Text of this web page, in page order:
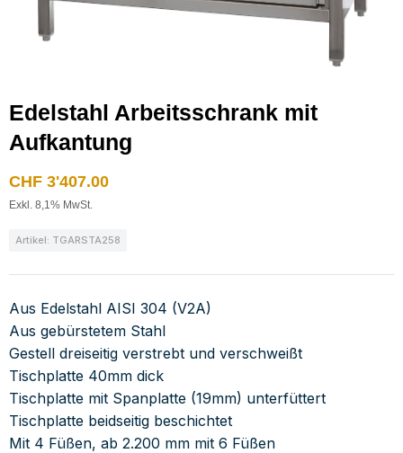
Edelstahl Arbeitsschrank mit
Aufkantung
CHF 3'407.00
Exkl. 8,1% MwSt.
Artikel: TGARSTA258
Aus Edelstahl AISI 304 (V2A)
Aus gebürstetem Stahl
Gestell dreiseitig verstrebt und verschweißt
Tischplatte 40mm dick
Tischplatte mit Spanplatte (19mm) unterfüttert
Tischplatte beidseitig beschichtet
Mit 4 Füßen, ab 2.200 mm mit 6 Füßen